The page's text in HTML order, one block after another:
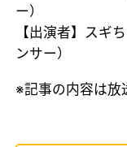
ー）
【出演者】スギ
ンサー）
※記事の内容は放